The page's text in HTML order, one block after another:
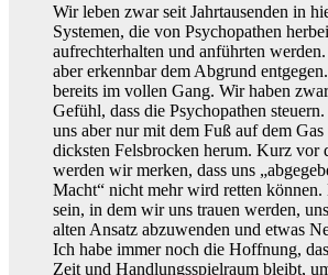
Wir leben zwar seit Jahrtausenden in
Systemen, die von Psychopathen
aufrechterhalten und anführten
aber erkennbar dem Abgrund
bereits im vollen Gang. Wir haben
Gefühl, dass die Psychopathen
uns aber nur mit dem Fuß auf dem
dicksten Felsbrocken herum. Kurz vor
werden wir merken, dass uns
Macht“ nicht mehr wird retten
sein, in dem wir uns trauen werden,
alten Ansatz abzuwenden und etwas
Ich habe immer noch die Hoffnung,
Zeit und Handlungsspielraum bleibt,